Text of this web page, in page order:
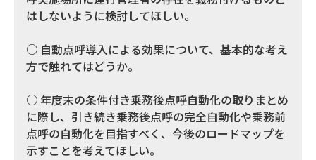
はしないように検討してほしい。
○ 自動点呼導入による効果について、基本的な考え
方で触れてはどうか。
○ 年度末の条件付き乗務後点呼自動化の取りまとめ
に際し、引き続き乗務後点呼の完全自動化や乗務前
点呼の自動化を目指すべく、今後のロードマップを
示すことを考えてほしい。